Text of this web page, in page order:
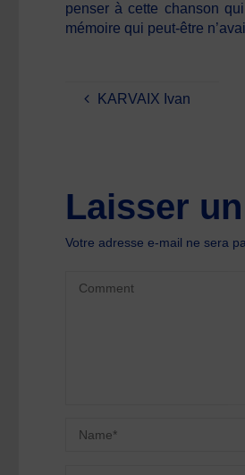
penser à cette chanson
mémoire qui peut-être
KARVAIX Ivan
Laisser
Votre adresse e-mail ne sera